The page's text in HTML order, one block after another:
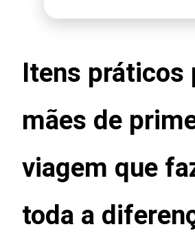
Itens práticos
mães de
viagem que
toda a